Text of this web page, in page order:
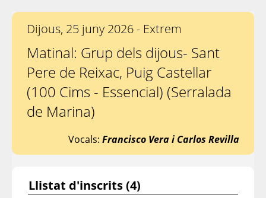
Dijous, 25 juny 2026 - Extrem
Matinal: Grup dels dijous- Sant
Pere de Reixac, Puig Castellar
(100 Cims - Essencial) (Serralada
de Marina)
Vocals: Francisco Vera i Carlos Revilla
Llistat d'inscrits (4)